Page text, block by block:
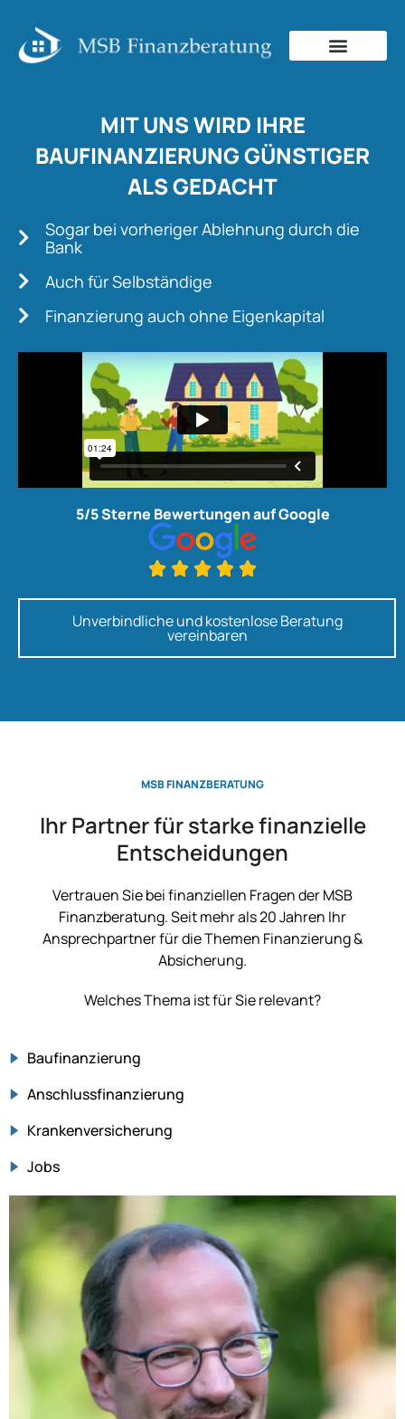
MIT UNS WIRD IHRE
BAUFINANZIERUNGGÜNSTIGER
ALS GEDACHT
Sogar bei vorheriger Ablehnung durch die
Bank
Auch für Selbständige
Finanzierung auch ohne Eigenkapital
5/5 Sterne Bewertungen auf Google
    
Unverbindliche und kostenlose Beratung
vereinbaren
MSB FINANZBERATUNG
Ihr Partner für starke finanzielle
Entscheidungen
Vertrauen Sie bei finanziellen Fragen der MSB
Finanzberatung. Seit mehr als 20 Jahren Ihr
Ansprechpartner für die Themen Finanzierung &
Absicherung.
Welches Thema ist für Sie relevant?
Baufinanzierung
Anschlussfinanzierung
Krankenversicherung
Jobs